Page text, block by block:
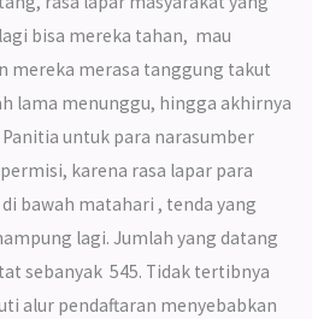
bisa mereka tahan, mau
mereka merasa tanggung takut
lama menunggu, hingga akhirnya
untuk para narasumber
karena rasa lapar para
bawah matahari , tenda yang
lagi. Jumlah yang datang
sebanyak 545. Tidak tertibnya
alur pendaftaran menyebabkan